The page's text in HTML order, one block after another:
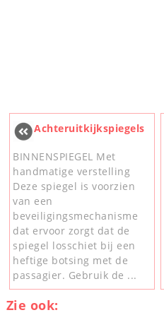
Achteruitkijkspiegels
BINNENSPIEGEL Met
handmatige verstelling
Deze spiegel is voorzien
van een
beveiligingsmechanisme
dat ervoor zorgt dat de
spiegel losschiet bij een
heftige botsing met de
passagier. Gebruik de ...
Zie ook: